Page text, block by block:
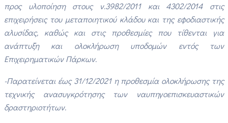
προς υλοποίηση στους ν.3982/2011 και 4302/2014 στις
επιχειρήσεις του μεταποιητικού κλάδου και της εφοδιαστικής
αλυσίδας, καθώς και στις προθεσμίες που τίθενται για
ανάπτυξη και ολοκλήρωση υποδομών εντός των
Επιχειρηματικών Πάρκων.
-Παρατείνεται έως 31/12/2021 η προθεσμία ολοκλήρωσης της
τεχνικής ανασυγκρότησης των ναυπηγοεπισκευαστικών
δραστηριοτήτων.